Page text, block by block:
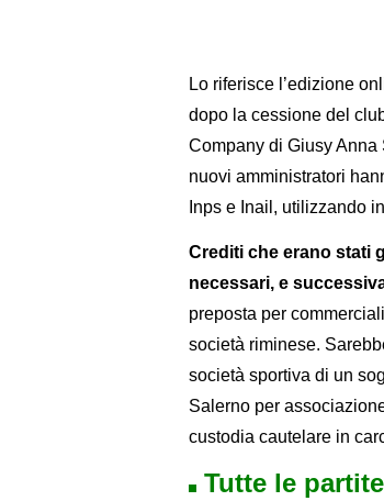
Lo riferisce l’edizione
dopo la cessione del
Company di Giusy
nuovi amministratori
Inps e Inail, utilizzando
Crediti che erano stati
necessari, e
preposta per
società riminese.
società sportiva di un
Salerno per
custodia cautelare in
Tutte le